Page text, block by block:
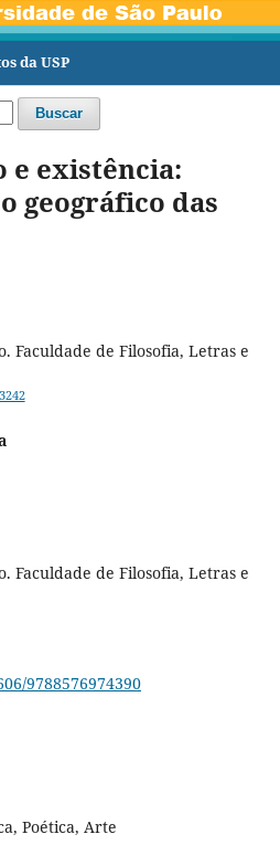
da USP
Buscar
e existência:
geográfico das
Faculdade de Filosofia, Letras e
Faculdade de Filosofia, Letras e
9788576974390
Poética, Arte